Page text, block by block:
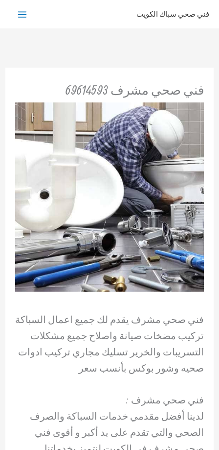
فني صحي سباك الكويت
فني صحي مشرف 69614593
فني صحي مشرف يقدم لك جميع اعمال السباكة
تركيب مضخات صيانة واصلاح جميع مشكلات
التسريبات والخرير تسليك مجاري تركيب ادوات
صحيه وشور بوكس بأنسب سعر
فني صحي مشرف :
لدينا أفضل مقدمي خدمات السباكة والصرف
الصحي والتي تقدم على يد أكبر و أقوى فني